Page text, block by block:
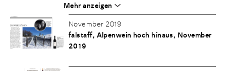
Mehr anzeigen
November 2019
falstaff, Alpenwein hoch hinaus, November
2019